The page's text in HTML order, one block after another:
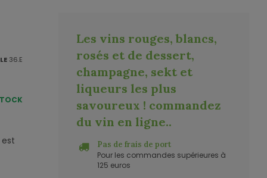
36.E
Les vins rouges, blancs,
rosés et de dessert,
champagne, sekt et
liqueurs les plus
savoureux ! commandez
du vin en ligne..
Pas de frais de port
Pour les commandes supérieures à
125 euros